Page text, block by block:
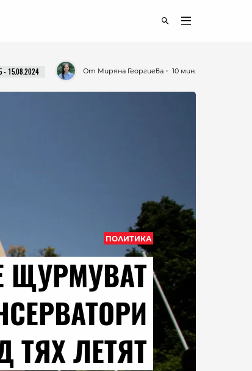
・ 10 мин.
От Миряна Георгиева
- 15.08.2024
ПОЛИТИКА
ЩУРМУВАТ
ТЯХ ЛЕТЯТ